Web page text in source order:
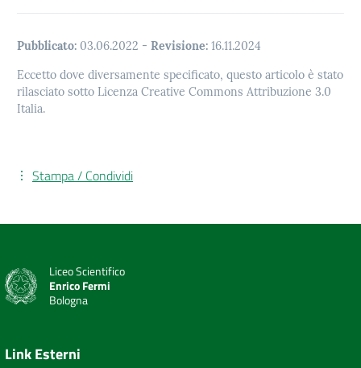
Pubblicato: 03.06.2022 - Revisione: 16.11.2024
Eccetto dove diversamente specificato, questo articolo è stato
rilasciato sotto Licenza Creative Commons Attribuzione 3.0
Italia.
Stampa / Condividi
Liceo Scientifico
Enrico Fermi
Bologna
Link Esterni